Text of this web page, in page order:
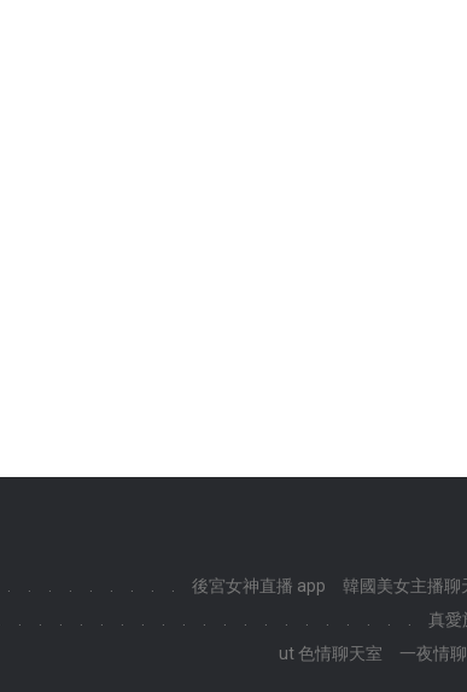
後宮女神直播 app 韓國美女主播聊
真愛
ut 色情聊天室
一夜情